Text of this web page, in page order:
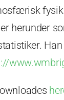
fysik
herunder